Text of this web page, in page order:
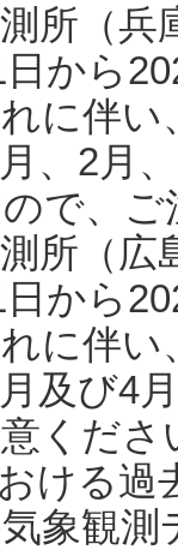
所（
から
に伴い
、2月
で、
所（
から
に伴い
及び4
くだ
ける過
気象観